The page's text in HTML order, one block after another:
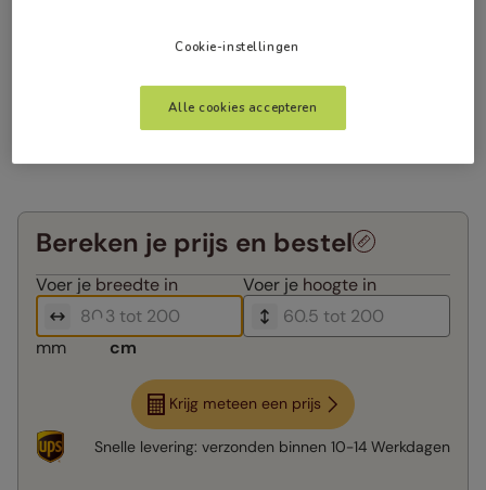
Bereken je prijs en bestel
Voer je breedte in Voer je hoogte in
mm cm
Krijg meteen een prijs
Snelle levering: verzonden binnen 10-14 Werkdagen
Cookie-instellingen
Alle cookies accepteren